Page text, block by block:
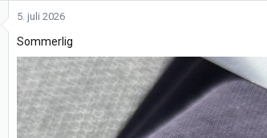
k
j
o
n
e
5. juli 2026
Sommerlig